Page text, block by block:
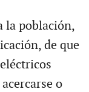
la población,
de que
o